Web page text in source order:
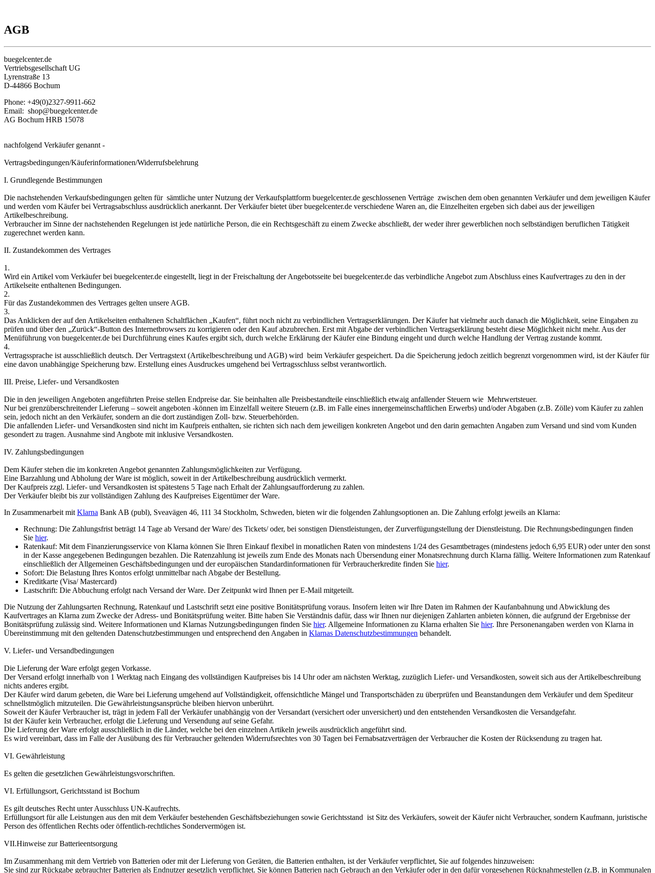
AGB
buegelcenter.de
Vertriebsgesellschaft UG
Lyrenstraße 13
D-44866 Bochum
Phone: +49(0)2327-9911-662
Email: shop@buegelcenter.de
AG Bochum HRB 15078
nachfolgend Verkäufer genannt -
Vertragsbedingungen/Käuferinformationen/Widerrufsbelehrung
I. Grundlegende Bestimmungen
Die nachstehenden Verkaufsbedingungen gelten für sämtliche unter Nutzung der Verkaufsplattform buegelcenter.de geschlossenen Verträge zwischen dem oben genannten Verkäufer und dem jeweiligen Käufer
und werden vom Käufer bei Vertragsabschluss ausdrücklich anerkannt. Der Verkäufer bietet über buegelcenter.de verschiedene Waren an, die Einzelheiten ergeben sich dabei aus der jeweiligen
Artikelbeschreibung.
Verbraucher im Sinne der nachstehenden Regelungen ist jede natürliche Person, die ein Rechtsgeschäft zu einem Zwecke abschließt, der weder ihrer gewerblichen noch selbständigen beruflichen Tätigkeit
zugerechnet werden kann.
II. Zustandekommen des Vertrages
1.
Wird ein Artikel vom Verkäufer bei buegelcenter.de eingestellt, liegt in der Freischaltung der Angebotsseite bei buegelcenter.de das verbindliche Angebot zum Abschluss eines Kaufvertrages zu den in der
Artikelseite enthaltenen Bedingungen.
2.
Für das Zustandekommen des Vertrages gelten unsere AGB.
3.
Das Anklicken der auf den Artikelseiten enthaltenen Schaltflächen „Kaufen“, führt noch nicht zu verbindlichen Vertragserklärungen. Der Käufer hat vielmehr auch danach die Möglichkeit, seine Eingaben zu
prüfen und über den „Zurück“-Button des Internetbrowsers zu korrigieren oder den Kauf abzubrechen. Erst mit Abgabe der verbindlichen Vertragserklärung besteht diese Möglichkeit nicht mehr. Aus der
Menüführung von buegelcenter.de bei Durchführung eines Kaufes ergibt sich, durch welche Erklärung der Käufer eine Bindung eingeht und durch welche Handlung der Vertrag zustande kommt.
4.
Vertragssprache ist ausschließlich deutsch. Der Vertragstext (Artikelbeschreibung und AGB) wird beim Verkäufer gespeichert. Da die Speicherung jedoch zeitlich begrenzt vorgenommen wird, ist der Käufer für
eine davon unabhängige Speicherung bzw. Erstellung eines Ausdruckes umgehend bei Vertragsschluss selbst verantwortlich.
III. Preise, Liefer- und Versandkosten
Die in den jeweiligen Angeboten angeführten Preise stellen Endpreise dar. Sie beinhalten alle Preisbestandteile einschließlich etwaig anfallender Steuern wie Mehrwertsteuer.
Nur bei grenzüberschreitender Lieferung – soweit angeboten -können im Einzelfall weitere Steuern (z.B. im Falle eines innergemeinschaftlichen Erwerbs) und/oder Abgaben (z.B. Zölle) vom Käufer zu zahlen
sein, jedoch nicht an den Verkäufer, sondern an die dort zuständigen Zoll- bzw. Steuerbehörden.
Die anfallenden Liefer- und Versandkosten sind nicht im Kaufpreis enthalten, sie richten sich nach dem jeweiligen konkreten Angebot und den darin gemachten Angaben zum Versand und sind vom Kunden
gesondert zu tragen. Ausnahme sind Angbote mit inklusive Versandkosten.
IV. Zahlungsbedingungen
Dem Käufer stehen die im konkreten Angebot genannten Zahlungsmöglichkeiten zur Verfügung.
Eine Barzahlung und Abholung der Ware ist möglich, soweit in der Artikelbeschreibung ausdrücklich vermerkt.
Der Kaufpreis zzgl. Liefer- und Versandkosten ist spätestens 5 Tage nach Erhalt der Zahlungsaufforderung zu zahlen.
Der Verkäufer bleibt bis zur vollständigen Zahlung des Kaufpreises Eigentümer der Ware.
In Zusammenarbeit mit Klarna Bank AB (publ), Sveavägen 46, 111 34 Stockholm, Schweden, bieten wir die folgenden Zahlungsoptionen an. Die Zahlung erfolgt jeweils an Klarna:
Rechnung: Die Zahlungsfrist beträgt 14 Tage ab Versand der Ware/ des Tickets/ oder, bei sonstigen Dienstleistungen, der Zurverfügungstellung der Dienstleistung. Die Rechnungsbedingungen finden
Sie hier.
Ratenkauf: Mit dem Finanzierungsservice von Klarna können Sie Ihren Einkauf flexibel in monatlichen Raten von mindestens 1/24 des Gesamtbetrages (mindestens jedoch 6,95 EUR) oder unter den sonst
in der Kasse angegebenen Bedingungen bezahlen. Die Ratenzahlung ist jeweils zum Ende des Monats nach Übersendung einer Monatsrechnung durch Klarna fällig. Weitere Informationen zum Ratenkauf
einschließlich der Allgemeinen Geschäftsbedingungen und der europäischen Standardinformationen für Verbraucherkredite finden Sie hier.
Sofort: Die Belastung Ihres Kontos erfolgt unmittelbar nach Abgabe der Bestellung.
Kreditkarte (Visa/ Mastercard)
Lastschrift: Die Abbuchung erfolgt nach Versand der Ware. Der Zeitpunkt wird Ihnen per E-Mail mitgeteilt.
Die Nutzung der Zahlungsarten Rechnung, Ratenkauf und Lastschrift setzt eine positive Bonitätsprüfung voraus. Insofern leiten wir Ihre Daten im Rahmen der Kaufanbahnung und Abwicklung des
Kaufvertrages an Klarna zum Zwecke der Adress- und Bonitätsprüfung weiter. Bitte haben Sie Verständnis dafür, dass wir Ihnen nur diejenigen Zahlarten anbieten können, die aufgrund der Ergebnisse der
Bonitätsprüfung zulässig sind. Weitere Informationen und Klarnas Nutzungsbedingungen finden Sie hier. Allgemeine Informationen zu Klarna erhalten Sie hier. Ihre Personenangaben werden von Klarna in
Übereinstimmung mit den geltenden Datenschutzbestimmungen und entsprechend den Angaben in Klarnas Datenschutzbestimmungen behandelt.
V. Liefer- und Versandbedingungen
Die Lieferung der Ware erfolgt gegen Vorkasse.
Der Versand erfolgt innerhalb von 1 Werktag nach Eingang des vollständigen Kaufpreises bis 14 Uhr oder am nächsten Werktag, zuzüglich Liefer- und Versandkosten, soweit sich aus der Artikelbeschreibung
nichts anderes ergibt.
Der Käufer wird darum gebeten, die Ware bei Lieferung umgehend auf Vollständigkeit, offensichtliche Mängel und Transportschäden zu überprüfen und Beanstandungen dem Verkäufer und dem Spediteur
schnellstmöglich mitzuteilen. Die Gewährleistungsansprüche bleiben hiervon unberührt.
Soweit der Käufer Verbraucher ist, trägt in jedem Fall der Verkäufer unabhängig von der Versandart (versichert oder unversichert) und den entstehenden Versandkosten die Versandgefahr.
Ist der Käufer kein Verbraucher, erfolgt die Lieferung und Versendung auf seine Gefahr.
Die Lieferung der Ware erfolgt ausschließlich in die Länder, welche bei den einzelnen Artikeln jeweils ausdrücklich angeführt sind.
Es wird vereinbart, dass im Falle der Ausübung des für Verbraucher geltenden Widerrufsrechtes von 30 Tagen bei Fernabsatzverträgen der Verbraucher die Kosten der Rücksendung zu tragen hat.
VI. Gewährleistung
Es gelten die gesetzlichen Gewährleistungsvorschriften.
VI. Erfüllungsort, Gerichtsstand ist Bochum
Es gilt deutsches Recht unter Ausschluss UN-Kaufrechts.
Erfüllungsort für alle Leistungen aus den mit dem Verkäufer bestehenden Geschäftsbeziehungen sowie Gerichtsstand ist Sitz des Verkäufers, soweit der Käufer nicht Verbraucher, sondern Kaufmann, juristische
Person des öffentlichen Rechts oder öffentlich-rechtliches Sondervermögen ist.
VII.Hinweise zur Batterieentsorgung
Im Zusammenhang mit dem Vertrieb von Batterien oder mit der Lieferung von Geräten, die Batterien enthalten, ist der Verkäufer verpflichtet, Sie auf folgendes hinzuweisen:
Sie sind zur Rückgabe gebrauchter Batterien als Endnutzer gesetzlich verpflichtet. Sie können Batterien nach Gebrauch an den Verkäufer oder in den dafür vorgesehenen Rücknahmestellen (z.B. in Kommunalen